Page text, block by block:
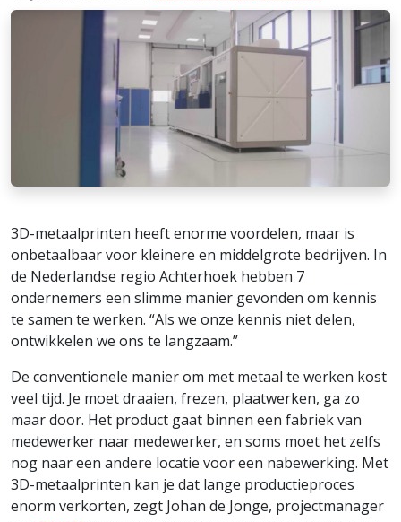
3D-metaalprinten heeft enorme voordelen, maar is
onbetaalbaar voor kleinere en middelgrote bedrijven. In
de Nederlandse regio Achterhoek hebben 7
ondernemers een slimme manier gevonden om kennis
te samen te werken. “Als we onze kennis niet delen,
ontwikkelen we ons te langzaam.”
De conventionele manier om met metaal te werken kost
veel tijd. Je moet draaien, frezen, plaatwerken, ga zo
maar door. Het product gaat binnen een fabriek van
medewerker naar medewerker, en soms moet het zelfs
nog naar een andere locatie voor een nabewerking. Met
3D-metaalprinten kan je dat lange productieproces
enorm verkorten, zegt Johan de Jonge, projectmanager